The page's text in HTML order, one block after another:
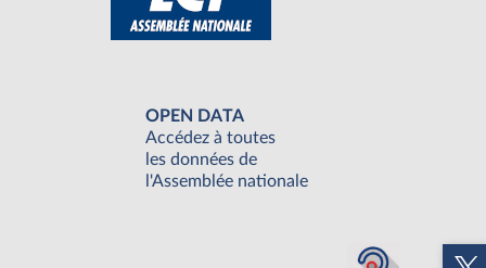
OPEN DATA
Accédez à toutes
les données de
l'Assemblée nationale